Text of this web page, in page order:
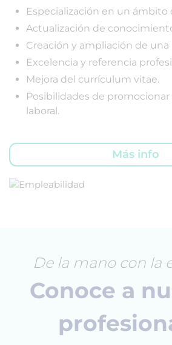
Especialización en un ámbito
Actualización de
Creación y ampliación de
Excelencia y referencia
Mejora del currículum vitae.
Posibilidades de
laboral.
Más info
De la mano con la
Conoce a